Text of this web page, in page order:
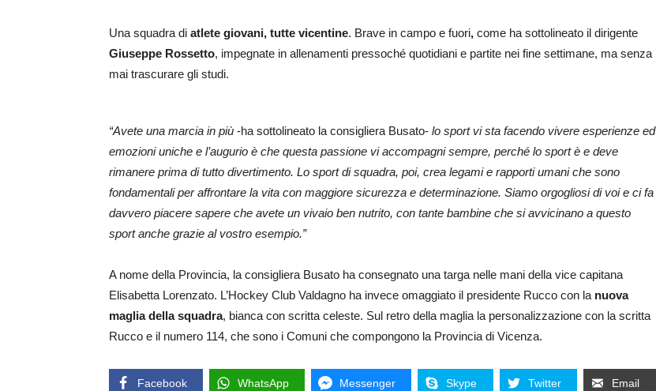
Una squadra di atlete giovani, tutte vicentine. Brave in campo e fuori, come ha sottolineato il dirigente
Giuseppe Rossetto, impegnate in allenamenti pressoché quotidiani e partite nei fine settimane, ma senza
mai trascurare gli studi.
“Avete una marcia in più -ha sottolineato la consigliera Busato- lo sport vi sta facendo vivere esperienze ed
emozioni uniche e l’augurio è che questa passione vi accompagni sempre, perché lo sport è e deve
rimanere prima di tutto divertimento. Lo sport di squadra, poi, crea legami e rapporti umani che sono
fondamentali per affrontare la vita con maggiore sicurezza e determinazione. Siamo orgogliosi di voi e ci fa
davvero piacere sapere che avete un vivaio ben nutrito, con tante bambine che si avvicinano a questo
sport anche grazie al vostro esempio.”
A nome della Provincia, la consigliera Busato ha consegnato una targa nelle mani della vice capitana
Elisabetta Lorenzato. L’Hockey Club Valdagno ha invece omaggiato il presidente Rucco con la nuova
maglia della squadra, bianca con scritta celeste. Sul retro della maglia la personalizzazione con la scritta
Rucco e il numero 114, che sono i Comuni che compongono la Provincia di Vicenza.
Facebook WhatsApp Messenger Skype Twitter Email